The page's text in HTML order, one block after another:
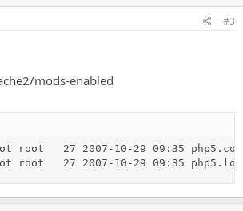
#3
mods-enabled
root   27 2007-10-29 09:35
root   27 2007-10-29 09:35